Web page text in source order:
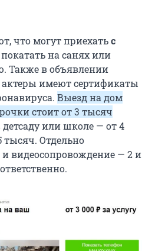
что могут приехатьс
на санях или
Также в объявлении
актеры имеют сертификаты
Выезд на дом
стоит от 3 тысяч
или школе — от 4
тысяч. Отдельно
видеосопровождение — 2 и